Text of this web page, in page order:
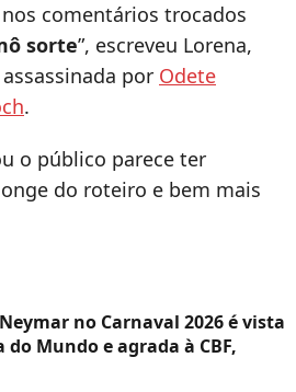
comentários trocados
sorte”, escreveu Lorena,
por Odete
.
o público parece ter
do roteiro e bem mais
no Carnaval 2026 é vista
Mundo e agrada à CBF,